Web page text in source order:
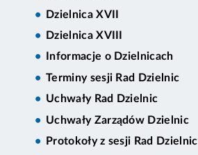
Dzielnica XVII
Dzielnica XVIII
Informacje o Dzielnicach
Terminy sesji Rad Dzielnic
Uchwały Rad Dzielnic
Uchwały Zarządów Dzielnic
Protokoły z sesji Rad Dzielnic